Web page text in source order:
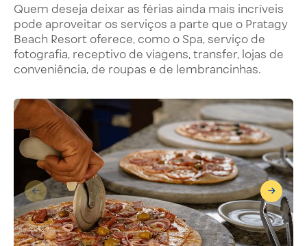
Quem deseja deixar as férias ainda mais incríveis
pode aproveitar os serviços a parte que o Pratagy
Beach Resort oferece, como o Spa, serviço de
fotografia, receptivo de viagens, transfer, lojas de
conveniência, de roupas e de lembrancinhas.